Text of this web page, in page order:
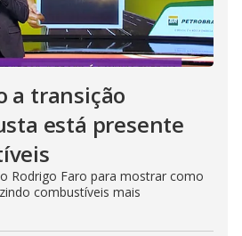
a transição
está presente
Rodrigo Faro para mostrar como
combustíveis mais